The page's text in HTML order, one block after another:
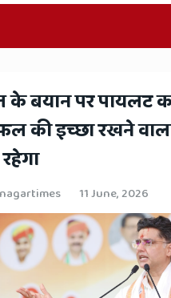
के बयान पर पायलट
की इच्छा रखने
11 June, 2026